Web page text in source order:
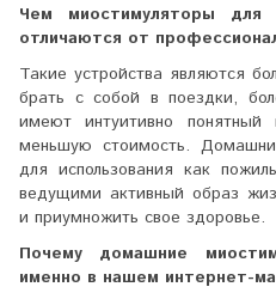
Чем миостимуляторы для
отличаются от
Такие устройства являются
брать с собой в поездки,
имеют интуитивно
меньшую стоимость.
для использования как
ведущими активный образ
и приумножить свое здоровье.
Почему домашние
именно в нашем интернет-